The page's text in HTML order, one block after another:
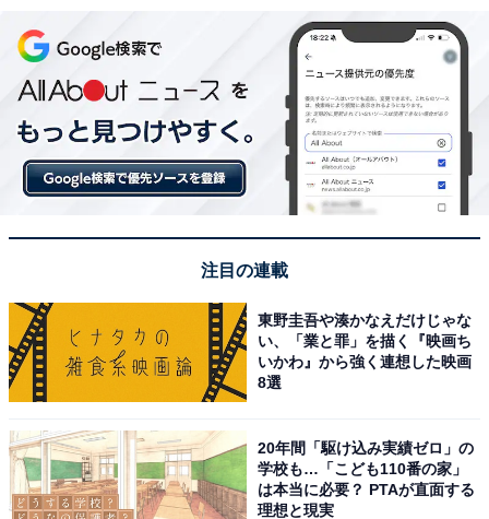
注目の連載
東野圭吾や湊かなえだけじゃな
い、「業と罪」を描く『映画ち
いかわ』から強く連想した映画
8選
20年間「駆け込み実績ゼロ」の
学校も…「こども110番の家」
は本当に必要？ PTAが直面する
理想と現実